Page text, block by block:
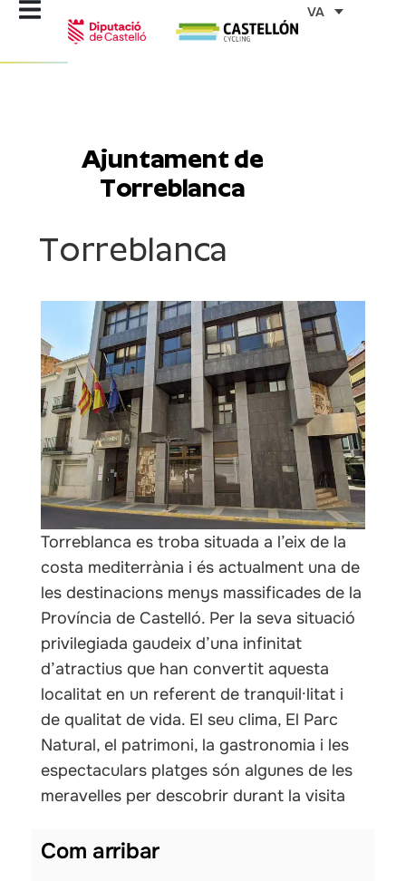
Vés
VA
Ajuntament de
Torreblanca
Torreblanca
Torreblanca es troba situada a l’eix de la
costa mediterrània i és actualment una de
les destinacions menys massificades de la
Província de Castelló. Per la seva situació
privilegiada gaudeix d’una infinitat
d’atractius que han convertit aquesta
localitat en un referent de tranquil·litat i
de qualitat de vida. El seu clima, El Parc
Natural, el patrimoni, la gastronomia i les
espectaculars platges són algunes de les
meravelles per descobrir durant la visita
Com arribar